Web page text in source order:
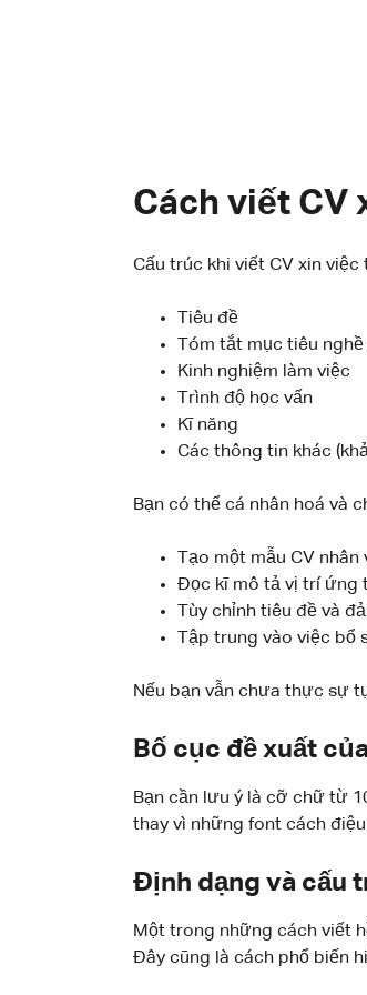
Cách viết CV
Cấu trúc khi viết CV xin
Tiêu đề
Tóm tắt mục tiêu
Kinh nghiệm làm việc
Trình độ học vấn
Kĩ năng
Các thông tin khác
Bạn có thể cá nhân hoá và
Tạo một mẫu CV
Đọc kĩ mô tả vị trí ứng
Tùy chỉnh tiêu đề và
Tập trung vào việc
Nếu bạn vẫn chưa thực sự
Bố cục đề xuất
Bạn cần lưu ý là cỡ chữ từ
thay vì những font cách
Định dạng và cấu
Một trong những cách viết
Đây cũng là cách phổ biến